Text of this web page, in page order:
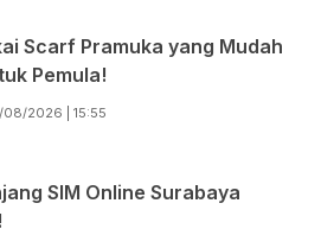
Scarf Pramuka yang Mudah
Pemula!
08/2026 | 15:55
SIM Online Surabaya